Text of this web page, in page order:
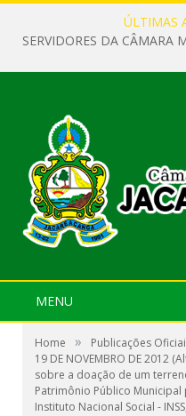
ÚLTIMAS
MENU
Home » Publicações
19 DE NOVEMBRO DE 2012
sobre a doação de um
Patrimônio Público
Instituto Nacional Social -